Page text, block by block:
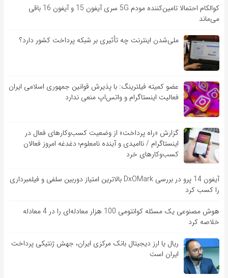
کوالکام احتمالا تامین‌کننده مودم 5G سری آیفون 15 و آیفون 16 باقی
می‌ماند
ملی‌شدن اینترنت چه تأثیری بر شبکه پرداخت کشور دارد؟
عضو کمیته فیلترینگ: با پذیرش قوانین جمهوری اسلامی ایران
فعالیت اینستاگرام و واتس‌اپ منعی ندارد
گزارش «راه پرداخت» از وضعیت کسب‌وکارهای فعال در
اینستاگرام / ناامیدی و آینده نامعلوم؛ دغدغه امروز فعالان
کسب‌وکارهای خرد
آیفون 14 پرو در بررسی DxOMark بالاترین امتیاز دوربین سلفی و فیلمبرداری
را کسب کرد
هوش مصنوعی یک مسئله کوانتومی 100 هزار معادله‌‎ای را در 4 معادله
خلاصه کرد
ریال یا ارز دیجیتال بانک مرکزی ایران، جهش ژنتیکی پرداخت
ایران است